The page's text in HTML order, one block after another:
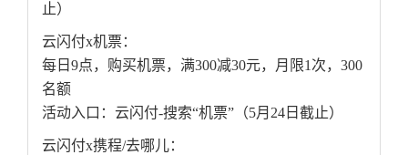
止）
云闪付x机票：
每日9点，购买机票，满300减30元，月限1次，300
名额
活动入口：云闪付-搜索“机票”（5月24日截止）
云闪付x携程/去哪儿：